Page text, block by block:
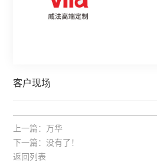
客户现场
上一篇： 万华
返回列表
下一篇：没有了！